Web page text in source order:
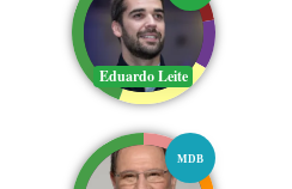
Eduardo Leite
MDB